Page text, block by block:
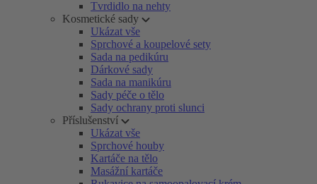
Tvrdidlo na nehty
Kosmetické sady
Ukázat vše
Sprchové a koupelové sety
Sada na pedikúru
Dárkové sady
Sada na manikúru
Sady péče o tělo
Sady ochrany proti slunci
Příslušenství
Ukázat vše
Sprchové houby
Kartáče na tělo
Masážní kartáče